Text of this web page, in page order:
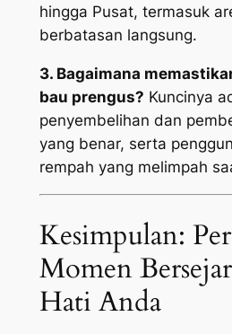
hingga Pusat, termasuk
berbatasan langsung.
3. Bagaimana
bau prengus? Kuncinya
penyembelihan dan
yang benar, serta
rempah yang melimpah
Kesimpulan:
Momen
Hati Anda